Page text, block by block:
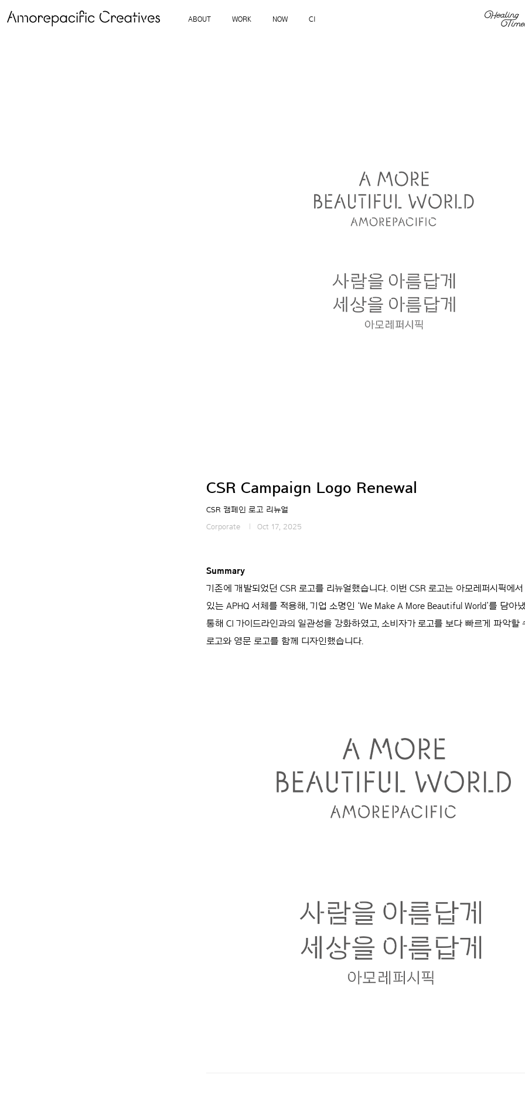
ABOUT WORK NOW CI
CSR Campaign Logo Renewal
CSR 캠페인 로고 리뉴얼
Corporate Oct 17, 2025
Summary
기존에 개발되었던 CSR 로고를 리뉴얼했습니다. 이번 CSR 로고는 아모레퍼시픽에
있는 APHQ 서체를 적용해, 기업 소명인 ‘We Make A More Beautiful World’를 담아
통해 CI 가이드라인과의 일관성을 강화하였고, 소비자가 로고를 보다 빠르게 파악할
로고와 영문 로고를 함께 디자인했습니다.